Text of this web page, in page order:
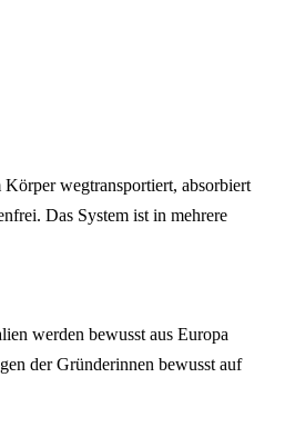
wegtransportiert, absorbiert
Das System ist in mehrere
werden bewusst aus Europa
der Gründerinnen bewusst auf